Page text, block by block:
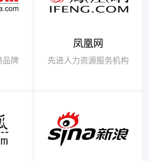
品牌
【腾讯】“2018中国互联网
+行业领军企业奖”
【瑞方】“2018中国互联网
凤凰网
先进人力资源服务机构